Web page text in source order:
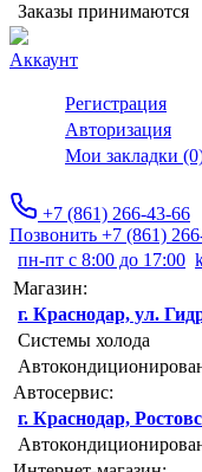
Заказы принимаются
Аккаунт
Регистрация
Авторизация
Мои закладки
+7 (861) 266-43-66
Позвонить +7 (861)
пн-пт с 8:00 до 17:00
Магазин:
г. Краснодар, ул.
Системы холода
Автосервис:
г. Краснодар,